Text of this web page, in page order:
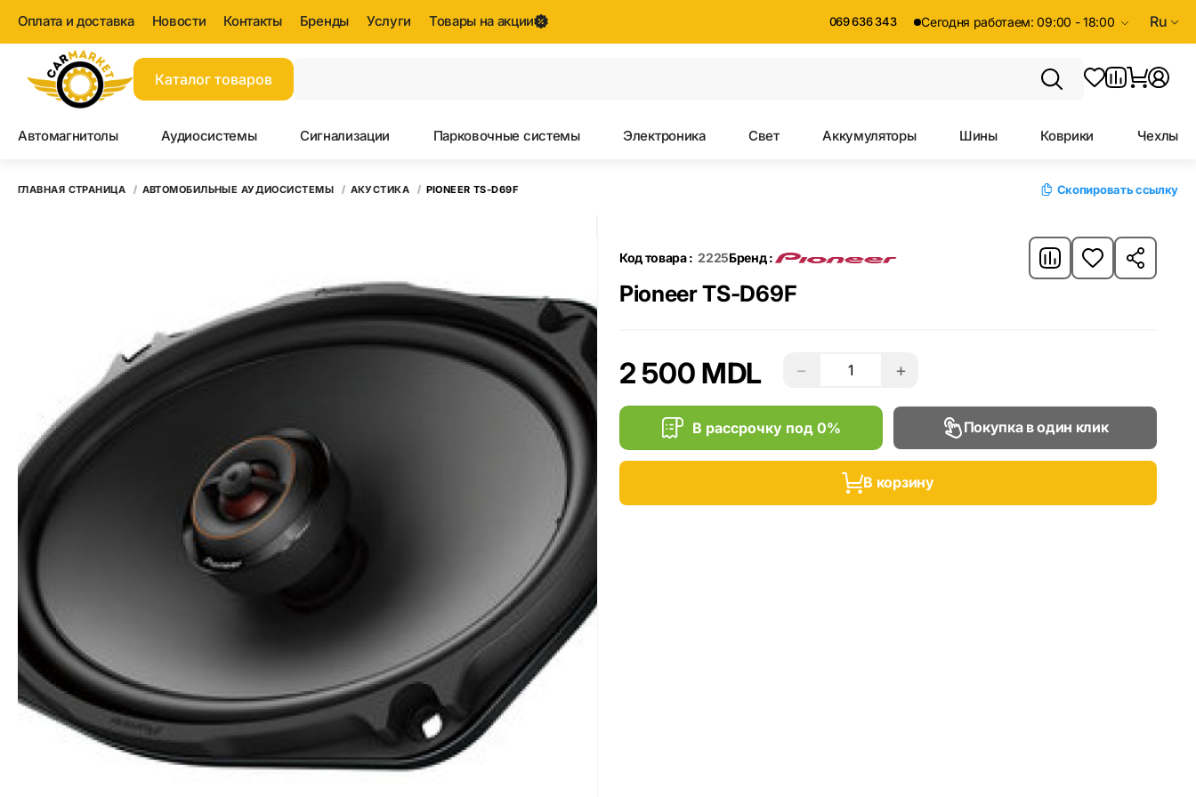
Оплата и доставка Новости Контакты Бренды Услуги Товары на акции 069 636 343 Сегодня работаем: 09:00 - 18:00 Ru
Каталог товаров
Все результаты поиска [0 товаров]
Автомагнитолы Аудиосистемы Сигнализации Парковочные системы Электроника Свет Аккумуляторы Шины Коврики Чехлы
ГЛАВНАЯ СТРАНИЦА АВТОМОБИЛЬНЫЕ АУДИОСИСТЕМЫ АКУСТИКА PIONEER TS-D69F Скопировать ссылку
Код товара : 2225Бренд :
Pioneer TS-D69F
2 500 MDL − +
В рассрочку под 0% Покупка в один клик
В корзину